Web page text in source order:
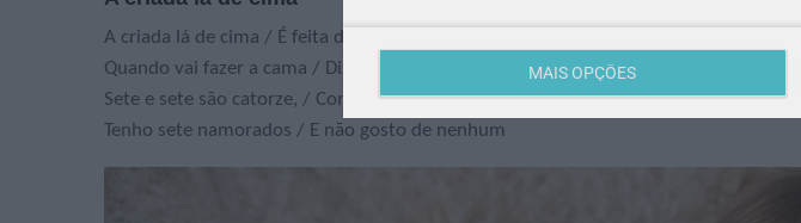
MAIS OPÇÕES
A criada lá de cima / É feita de papelão
Quando vai fazer a cama / Diz assim para o patrão:
Sete e sete são catorze, / Com mais sete, vinte um.
Tenho sete namorados / E não gosto de nenhum